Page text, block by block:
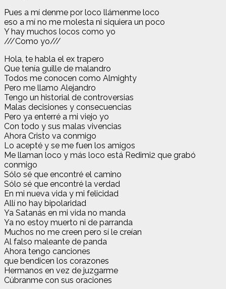
Pues a mí denme por loco llámenme loco
eso a mí no me molesta ni siquiera un poco
Y hay muchos locos como yo
///Como yo///
Hola, te habla el ex trapero
Que tenía guille de malandro
Todos me conocen como Almighty
Pero me llamo Alejandro
Tengo un historial de controversias
Malas decisiones y consecuencias
Pero ya enterré a mi viejo yo
Con todo y sus malas vivencias
Ahora Cristo va conmigo
Lo acepté y se me fuen los amigos
Me llaman loco y más loco está Redimi2 que grabó
conmigo
Sólo sé que encontré el camino
Sólo sé que encontré la verdad
En mi nueva vida y mi felicidad
Allí no hay bipolaridad
Ya Satanás en mi vida no manda
Ya no estoy muerto ni de parranda
Muchos no me creen pero sí le creían
Al falso maleante de panda
Ahora tengo canciones
que bendicen los corazones
Hermanos en vez de juzgarme
Cúbranme con sus oraciones